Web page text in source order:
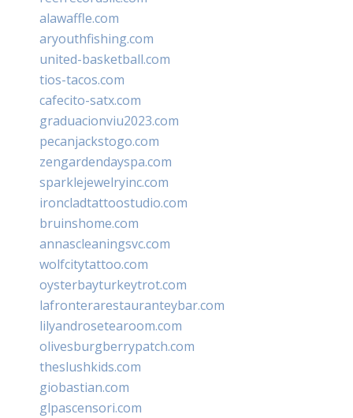
alawaffle.com
aryouthfishing.com
united-basketball.com
tios-tacos.com
cafecito-satx.com
graduacionviu2023.com
pecanjackstogo.com
zengardendayspa.com
sparklejewelryinc.com
ironcladtattoostudio.com
bruinshome.com
annascleaningsvc.com
wolfcitytattoo.com
oysterbayturkeytrot.com
lafronterarestauranteybar.com
lilyandrosetearoom.com
olivesburgberrypatch.com
theslushkids.com
giobastian.com
glpascensori.com